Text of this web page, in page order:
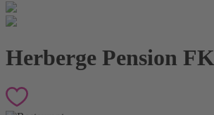
Herberge Pension